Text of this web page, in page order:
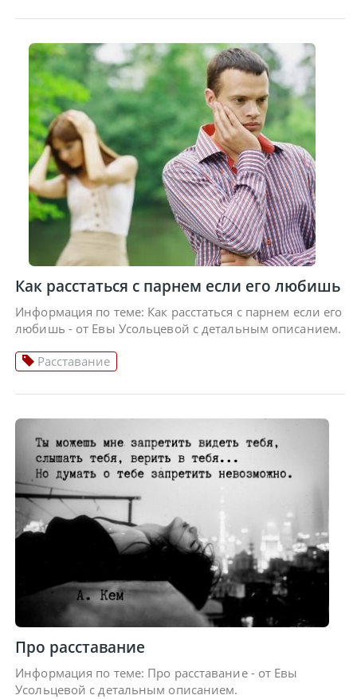
Как расстаться с парнем если его любишь
Информация по теме: Как расстаться с парнем если его
любишь - от Евы Усольцевой с детальным описанием.
Расставание
Про расставание
Информация по теме: Про расставание - от Евы
Усольцевой с детальным описанием.